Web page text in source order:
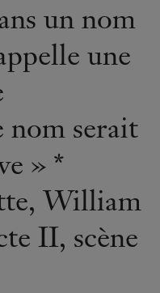
un nom
une
nom serait
» *
William
II, scène